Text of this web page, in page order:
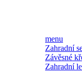
menu
Zahradní
Závěsné
Zahradní